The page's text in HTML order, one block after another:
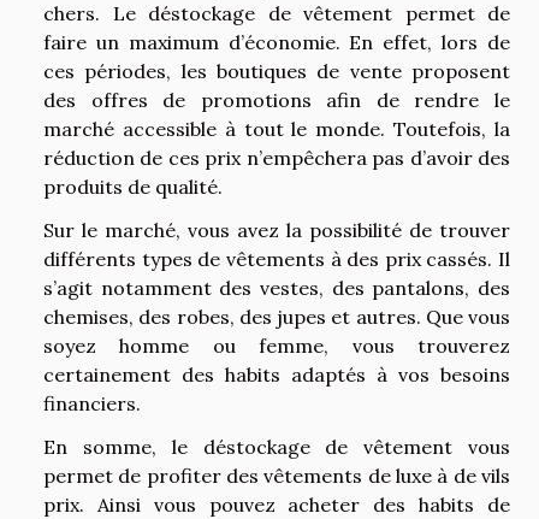
chers. Le déstockage de vêtement permet de
faire un maximum d’économie. En effet, lors de
ces périodes, les boutiques de vente proposent
des offres de promotions afin de rendre le
marché accessible à tout le monde. Toutefois, la
réduction de ces prix n’empêchera pas d’avoir des
produits de qualité.
Sur le marché, vous avez la possibilité de trouver
différents types de vêtements à des prix cassés. Il
s’agit notamment des vestes, des pantalons, des
chemises, des robes, des jupes et autres. Que vous
soyez homme ou femme, vous trouverez
certainement des habits adaptés à vos besoins
financiers.
En somme, le déstockage de vêtement vous
permet de profiter des vêtements de luxe à de vils
prix. Ainsi vous pouvez acheter des habits de